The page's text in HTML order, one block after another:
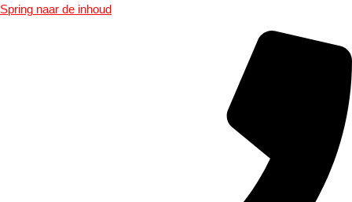
Spring naar de inhoud